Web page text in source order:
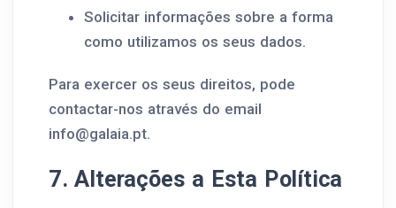
Solicitar informações sobre a forma
como utilizamos os seus dados.
Para exercer os seus direitos, pode
contactar-nos através do email
info@galaia.pt.
7. Alterações a Esta Política